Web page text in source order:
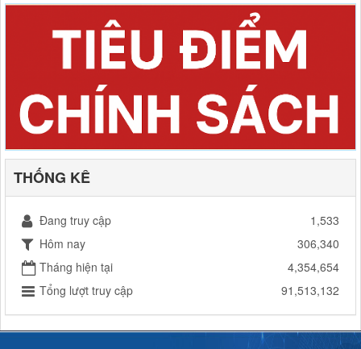
THỐNG KÊ
Đang truy cập
1,533
Hôm nay
306,340
Tháng hiện tại
4,354,654
Tổng lượt truy cập
91,513,132